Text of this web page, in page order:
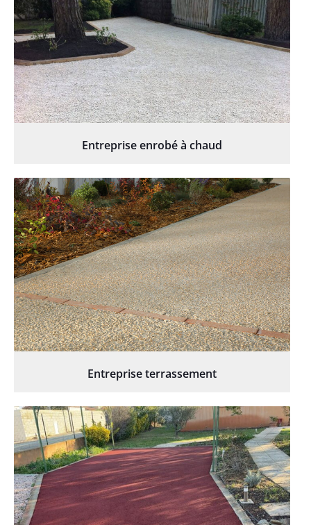
Entreprise enrobé à chaud
Entreprise terrassement